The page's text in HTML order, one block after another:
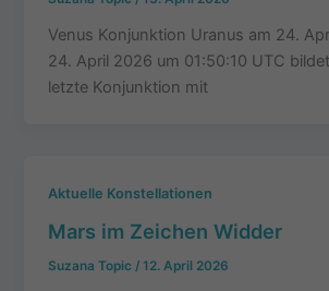
Venus Konjunktion Uranus am 24.
24. April 2026 um 01:50:10 UTC
letzte Konjunktion mit
Aktuelle Konstellationen
Mars im Zeichen Widder
Suzana Topic/12. April 2026